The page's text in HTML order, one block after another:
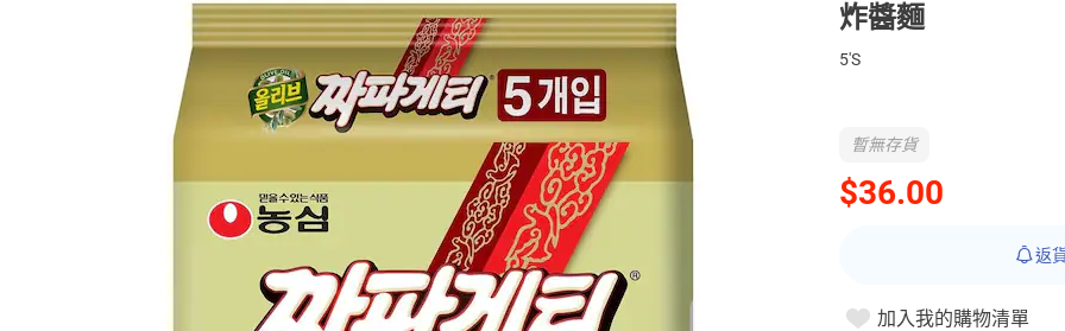
炸醬麵
5'S
$36.00
暫無存貨
返
加入我的購物清單